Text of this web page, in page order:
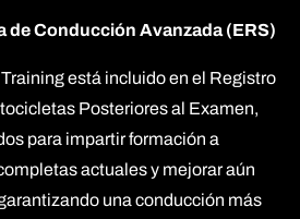
de Conducción Avanzada (ERS)
está incluido en el Registro
Posteriores al Examen,
para impartir formación a
actuales y mejorar aún
una conducción más